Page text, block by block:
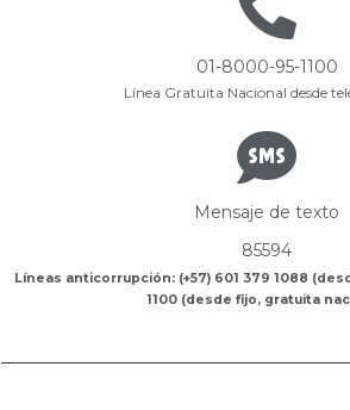
01-8000-95-1100
Línea Gratuita Nacional desde
Mensaje de texto
85594
Líneas anticorrupción: (+57) 601 379 1088
1100 (desde fijo, gratuita